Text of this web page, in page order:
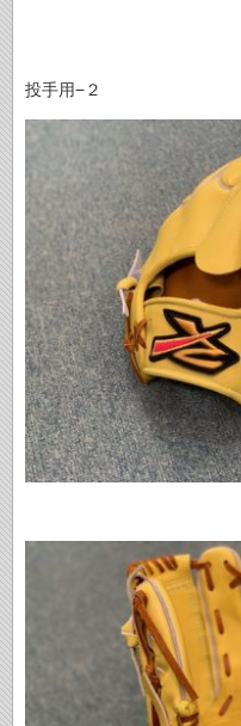
投手用−２